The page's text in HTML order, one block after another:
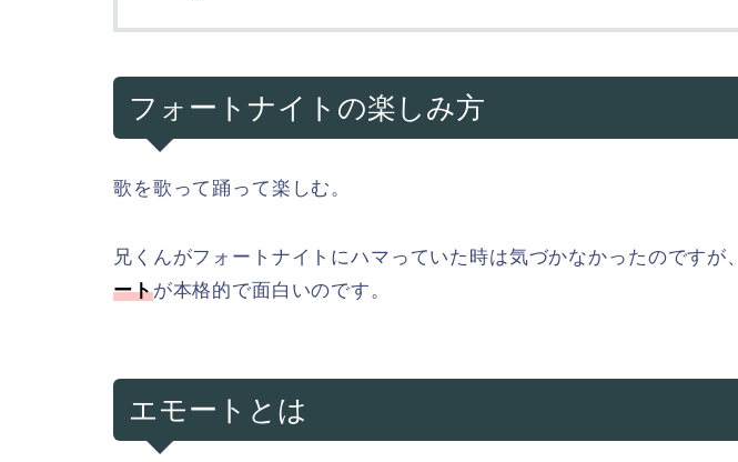
フォートナイトの楽しみ方
歌を歌って踊って楽しむ。
兄くんがフォートナイトにハマっていた時は気づかなかったのですが、
ートが本格的で面白いのです。
エモートとは